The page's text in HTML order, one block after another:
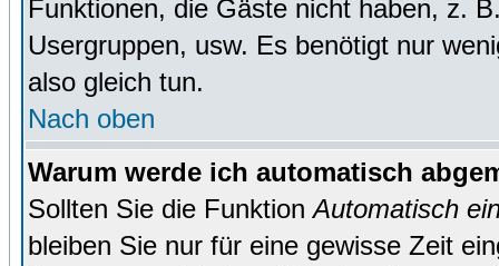
Funktionen, die Gäste nicht haben, z.
Usergruppen, usw. Es benötigt nur
also gleich tun.
Nach oben
Warum werde ich automatisch
Sollten Sie die FunktionAutomatisch
bleiben Sie nur für eine gewisse Zeit